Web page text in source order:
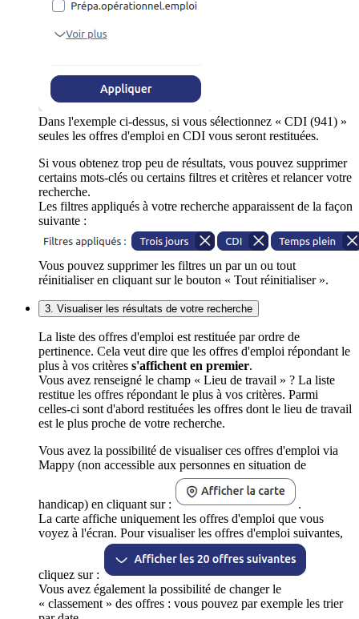
Dans l'exemple ci-dessus, si vous sélectionnez « CDI (941) »
seules les offres d'emploi en CDI vous seront restituées.
Si vous obtenez trop peu de résultats, vous pouvez supprimer
certains mots-clés ou certains filtres et critères et relancer votre
recherche.
Les filtres appliqués à votre recherche apparaissent de la façon
suivante :
Vous pouvez supprimer les filtres un par un ou tout
réinitialiser en cliquant sur le bouton « Tout réinitialiser ».
3. Visualiser les résultats de votre recherche
La liste des offres d'emploi est restituée par ordre de
pertinence. Cela veut dire que les offres d'emploi répondant le
plus à vos critères s'affichent en premier.
Vous avez renseigné le champ « Lieu de travail » ? La liste
restitue les offres répondant le plus à vos critères. Parmi
celles-ci sont d'abord restituées les offres dont le lieu de travail
est le plus proche de votre recherche.
Vous avez la possibilité de visualiser ces offres d'emploi via
Mappy (non accessible aux personnes en situation de
handicap) en cliquant sur :
.
La carte affiche uniquement les offres d'emploi que vous
voyez à l'écran. Pour visualiser les offres d'emploi suivantes,
cliquez sur :
Vous avez également la possibilité de changer le
« classement » des offres : vous pouvez par exemple les trier